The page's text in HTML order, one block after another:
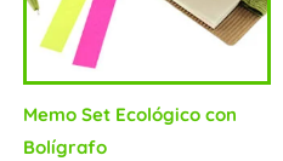
Memo Set Ecológico con
Bolígrafo